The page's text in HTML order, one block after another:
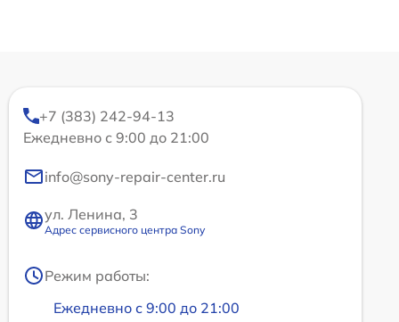
+7 (383) 242-94-13
Ежедневно с 9:00 до 21:00
info@sony-repair-center.ru
ул. Ленина, 3
Адрес сервисного центра Sony
Режим работы:
Ежедневно с 9:00 до 21:00